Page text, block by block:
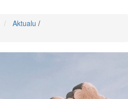
Aktualu /